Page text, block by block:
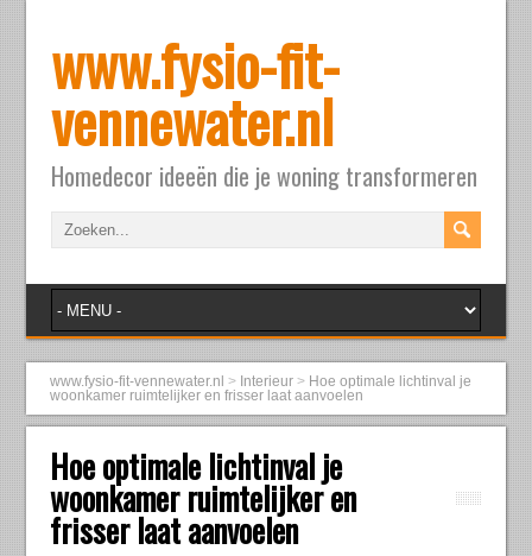
www.fysio-fit-
vennewater.nl
Homedecor ideeën die je woning transformeren
www.fysio-fit-vennewater.nl > Interieur > Hoe optimale lichtinval je
woonkamer ruimtelijker en frisser laat aanvoelen
Hoe optimale lichtinval je
woonkamer ruimtelijker en
frisser laat aanvoelen